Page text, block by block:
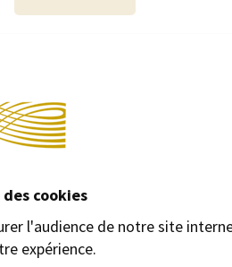
cookies
l'audience de notre site
expérience.
Depuis 1885, Mignon s'inscrit dans une
un luxe intemporel avec élégance et
l'objet d'une sélection rigoureuse.
gamme d'articles de maroquinerie allant
étuis à stylos.
VOIR LES PRODUITS